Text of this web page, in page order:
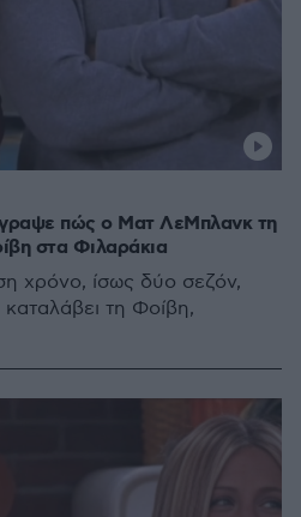
πώς ο Ματ ΛεΜπλανκ τη
στα Φιλαράκια
χρόνο, ίσως δύο σεζόν,
καταλάβει τη Φοίβη,